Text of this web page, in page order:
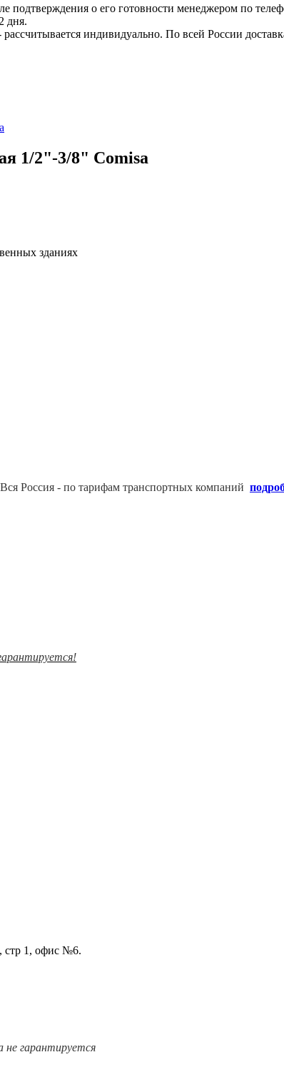
подтверждения о его готовности менеджером по
дня.
индивидуально. По всей России
1/2"-3/8" Сomisa
зданиях
ся Россия - по тарифам транспортных компаний
стр 1, офис №6.
не гарантируется